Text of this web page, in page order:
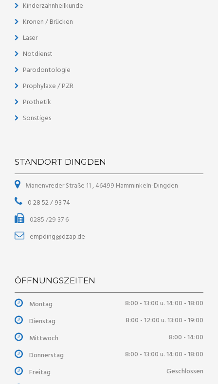
Kinderzahnheilkunde
Kronen / Brücken
Laser
Notdienst
Parodontologie
Prophylaxe / PZR
Prothetik
Sonstiges
STANDORT DINGDEN
Marienvreder Straße 11 , 46499 Hamminkeln-Dingden
0 28 52 / 93 74
0285 /29 37 6
empding@dzap.de
ÖFFNUNGSZEITEN
Montag
8:00 - 13:00 u. 14:00 - 18:00
Dienstag
8:00 - 12:00 u. 13:00 - 19:00
Mittwoch
8:00 - 14:00
Donnerstag
8:00 - 13:00 u. 14:00 - 18:00
Freitag
Geschlossen